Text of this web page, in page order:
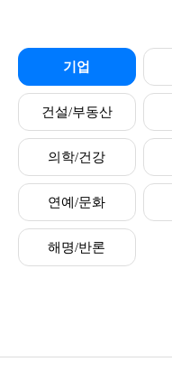
기업
건설/부동산
의학/건강
연예/문화
해명/반론